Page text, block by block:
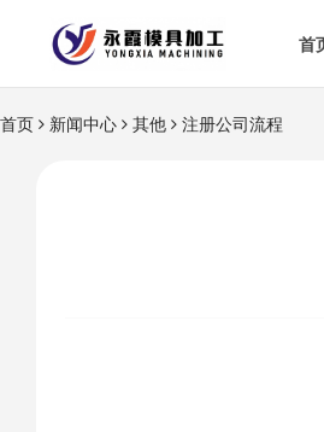
首
首页 新闻中心 其他 注册公司流程